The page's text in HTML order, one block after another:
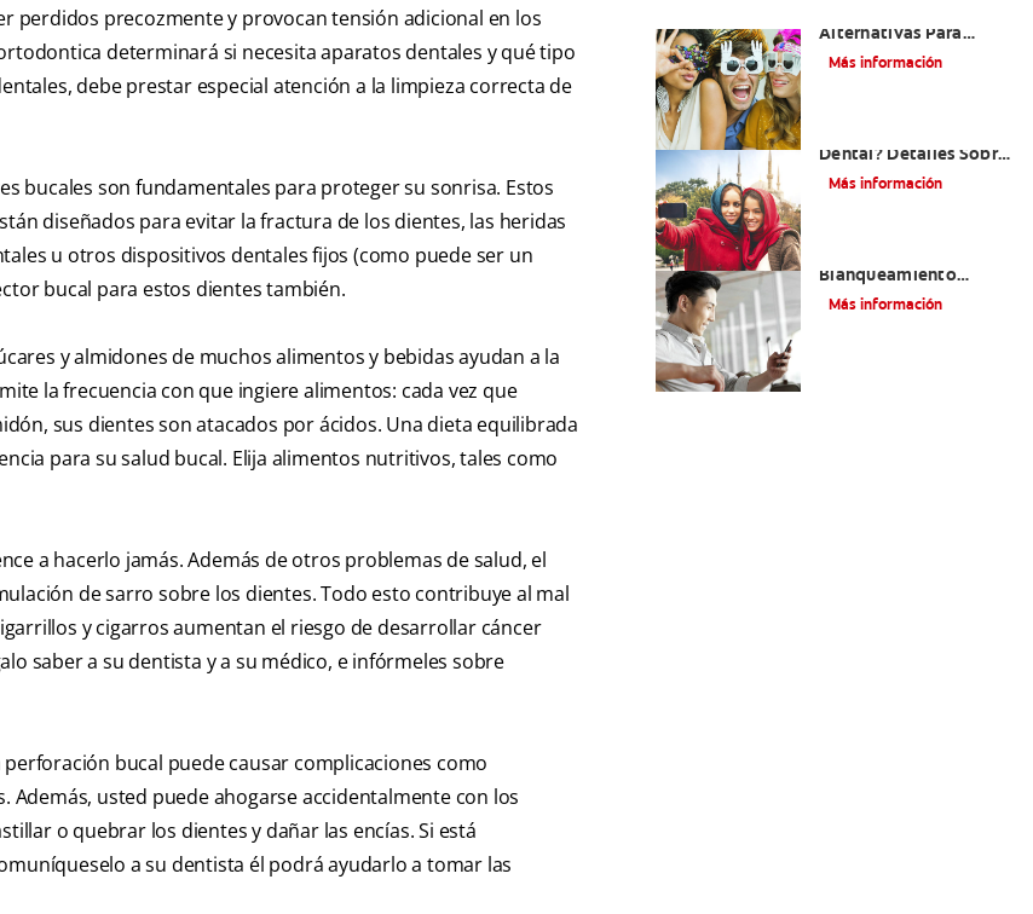
perdidos precozmente y provocan tensión adicional en los
determinará si necesita aparatos dentales y qué tipo
debe prestar especial atención a la limpieza correcta de
bucales son fundamentales para proteger su sonrisa. Estos
diseñados para evitar la fractura de los dientes, las heridas
u otros dispositivos dentales fijos (como puede ser un
bucal para estos dientes también.
y almidones de muchos alimentos y bebidas ayudan a la
la frecuencia con que ingiere alimentos: cada vez que
sus dientes son atacados por ácidos. Una dieta equilibrada
para su salud bucal. Elija alimentos nutritivos, tales como
a hacerlo jamás. Además de otros problemas de salud, el
de sarro sobre los dientes. Todo esto contribuye al mal
y cigarros aumentan el riesgo de desarrollar cáncer
saber a su dentista y a su médico, e infórmeles sobre
bucal puede causar complicaciones como
usted puede ahogarse accidentalmente con los
o quebrar los dientes y dañar las encías. Si está
a su dentista él podrá ayudarlo a tomar las
Alternativas Para
Mejorar Mi Sonrisa?
Más información
Dental? Detalles Sobre
Los Métodos Y Los
Más información
Blanqueamiento
Dental Y Carillas
Más información